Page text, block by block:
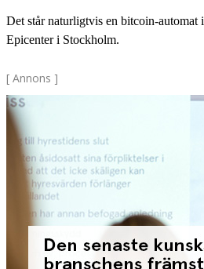
Det står naturligtvis en bitcoin-automat i
Epicenter i Stockholm.
[ Annons ]